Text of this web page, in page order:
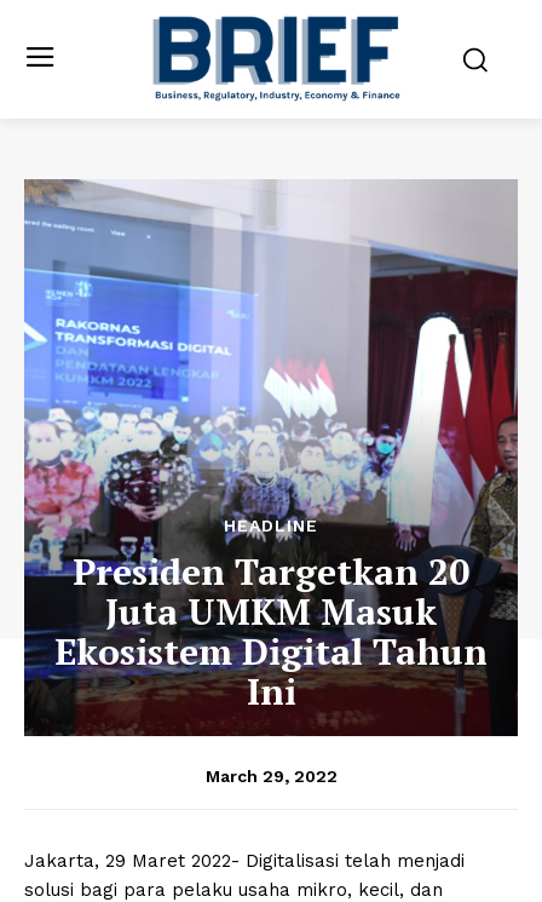
HEADLINE
Presiden Targetkan 20
Juta UMKM Masuk
Ekosistem Digital Tahun
Ini
March 29, 2022
Jakarta, 29 Maret 2022- Digitalisasi telah menjadi
solusi bagi para pelaku usaha mikro, kecil, dan